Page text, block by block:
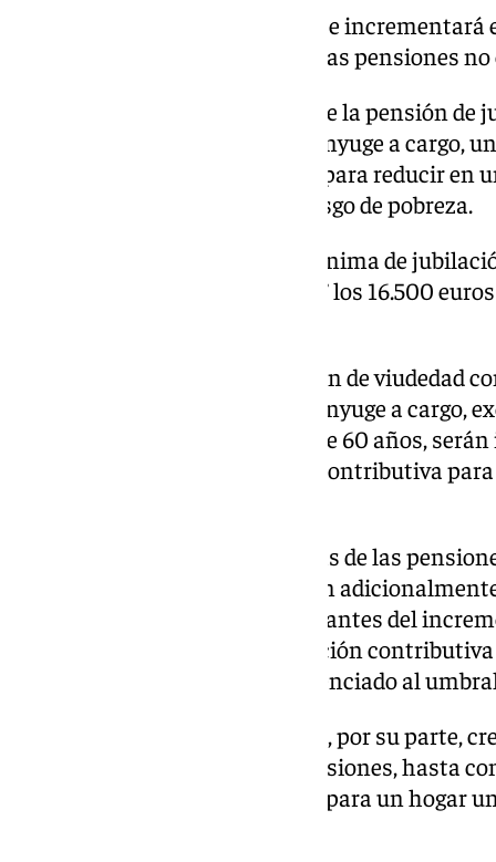
El Ingreso Mínimo Vital (IMV) se incrementará
su cuantía referenciada a la de las pensiones
Asimismo, la cuantía mínima de la pensión
titular mayor de 65 años con cónyuge a cargo,
del IPC, subirá adicionalmente para reducir en
alcanzar el 1,5 del umbral de riesgo de pobreza.
El objetivo es que la pensión mínima de
cargo alcance al menos en 2027 los 16.500
La cuantía mínima de la pensión de viudedad
pensiones contributivas con cónyuge a cargo,
permanente total de menores de 60 años,
pensión mínima de jubilación contributiva
El resto de las cuantías mínimas de las
revalorizadas, se incrementarán
al 50% de los porcentajes resultantes del
mínima de la pensión de jubilación
años con cónyuge a cargo referenciado al
Las pensiones no contributivas, por su parte,
revalorización media de las pensiones, hasta
umbral de la pobreza calculado para un hogar